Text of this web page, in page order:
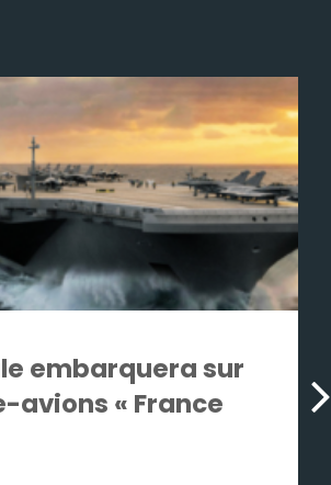
embarquera sur
avions « France